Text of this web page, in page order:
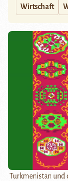
Wirtschaft
Turkmenistan und